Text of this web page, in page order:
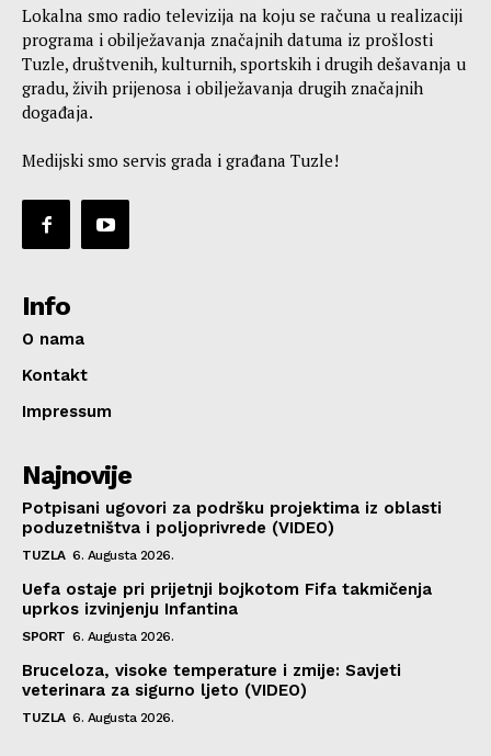
Lokalna smo radio televizija na koju se računa u realizaciji
programa i obilježavanja značajnih datuma iz prošlosti
Tuzle, društvenih, kulturnih, sportskih i drugih dešavanja u
gradu, živih prijenosa i obilježavanja drugih značajnih
događaja.
Medijski smo servis grada i građana Tuzle!
Info
O nama
Kontakt
Impressum
Najnovije
Potpisani ugovori za podršku projektima iz oblasti
poduzetništva i poljoprivrede (VIDEO)
TUZLA 6. Augusta 2026.
Uefa ostaje pri prijetnji bojkotom Fifa takmičenja
uprkos izvinjenju Infantina
SPORT 6. Augusta 2026.
Bruceloza, visoke temperature i zmije: Savjeti
veterinara za sigurno ljeto (VIDEO)
TUZLA 6. Augusta 2026.